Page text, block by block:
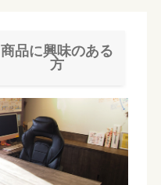
商品に興味のある
方